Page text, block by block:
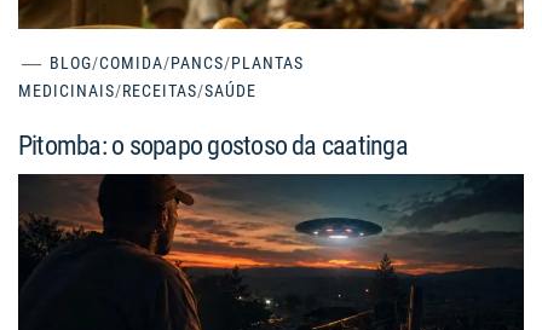
BLOG/COMIDA/PANCS/PLANTAS
MEDICINAIS/RECEITAS/SAÚDE
Pitomba: o sopapo gostoso da caatinga